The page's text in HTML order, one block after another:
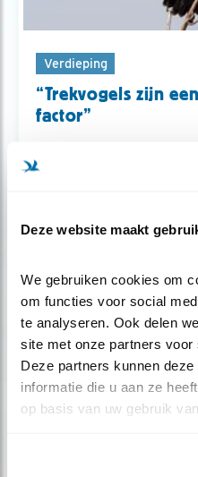
Deze website maakt
We gebruiken cookies om
om functies voor social
te analyseren. Ook delen
site met onze partners
Deze partners kunnen
informatie die u aan ze
op basis van uw gebruik
Verdieping
“Trekvogels zijn
factor”
EEN JAAR
Door Arjan Berben